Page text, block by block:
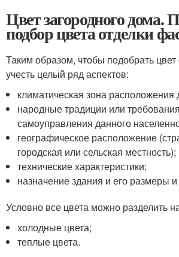
Цвет загородного
подбор цвета отделки
Таким образом, чтобы подобрать
учесть целый ряд аспектов:
климатическая зона расположения
народные традиции или
самоуправления данного
географическое расположение
городская или сельская местность);
технические характеристики;
назначение здания и его размеры и
Условно все цвета можно разделить
холодные цвета;
теплые цвета.